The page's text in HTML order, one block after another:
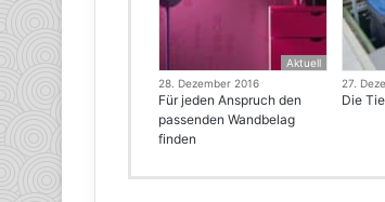
Aktuell
28. Dezember 2016
Für jeden Anspruch den
passenden Wandbelag
finden
27.
Die